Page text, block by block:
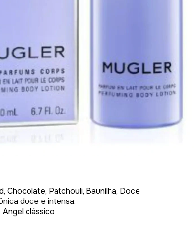
Chocolate, Patchouli, Baunilha, Doce
doce e intensa.
clássico